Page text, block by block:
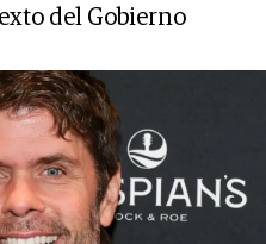
del Gobierno